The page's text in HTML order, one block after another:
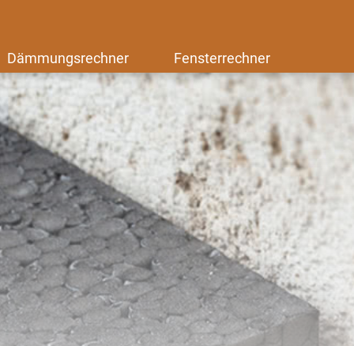
Dämmungsrechner Fensterrechner